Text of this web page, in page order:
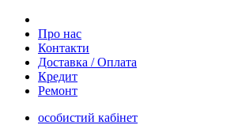
Про нас
Контакти
Доставка / Оплата
Кредит
Ремонт
особистий кабінет